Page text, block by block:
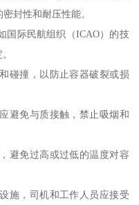
封性和耐压性能。
国际民航组织（ICAO）的技
碰撞，以防止容器破裂或损
避免与质接触，禁止吸烟和
避免过高或过低的温度对容
施，司机和工作人员应接受